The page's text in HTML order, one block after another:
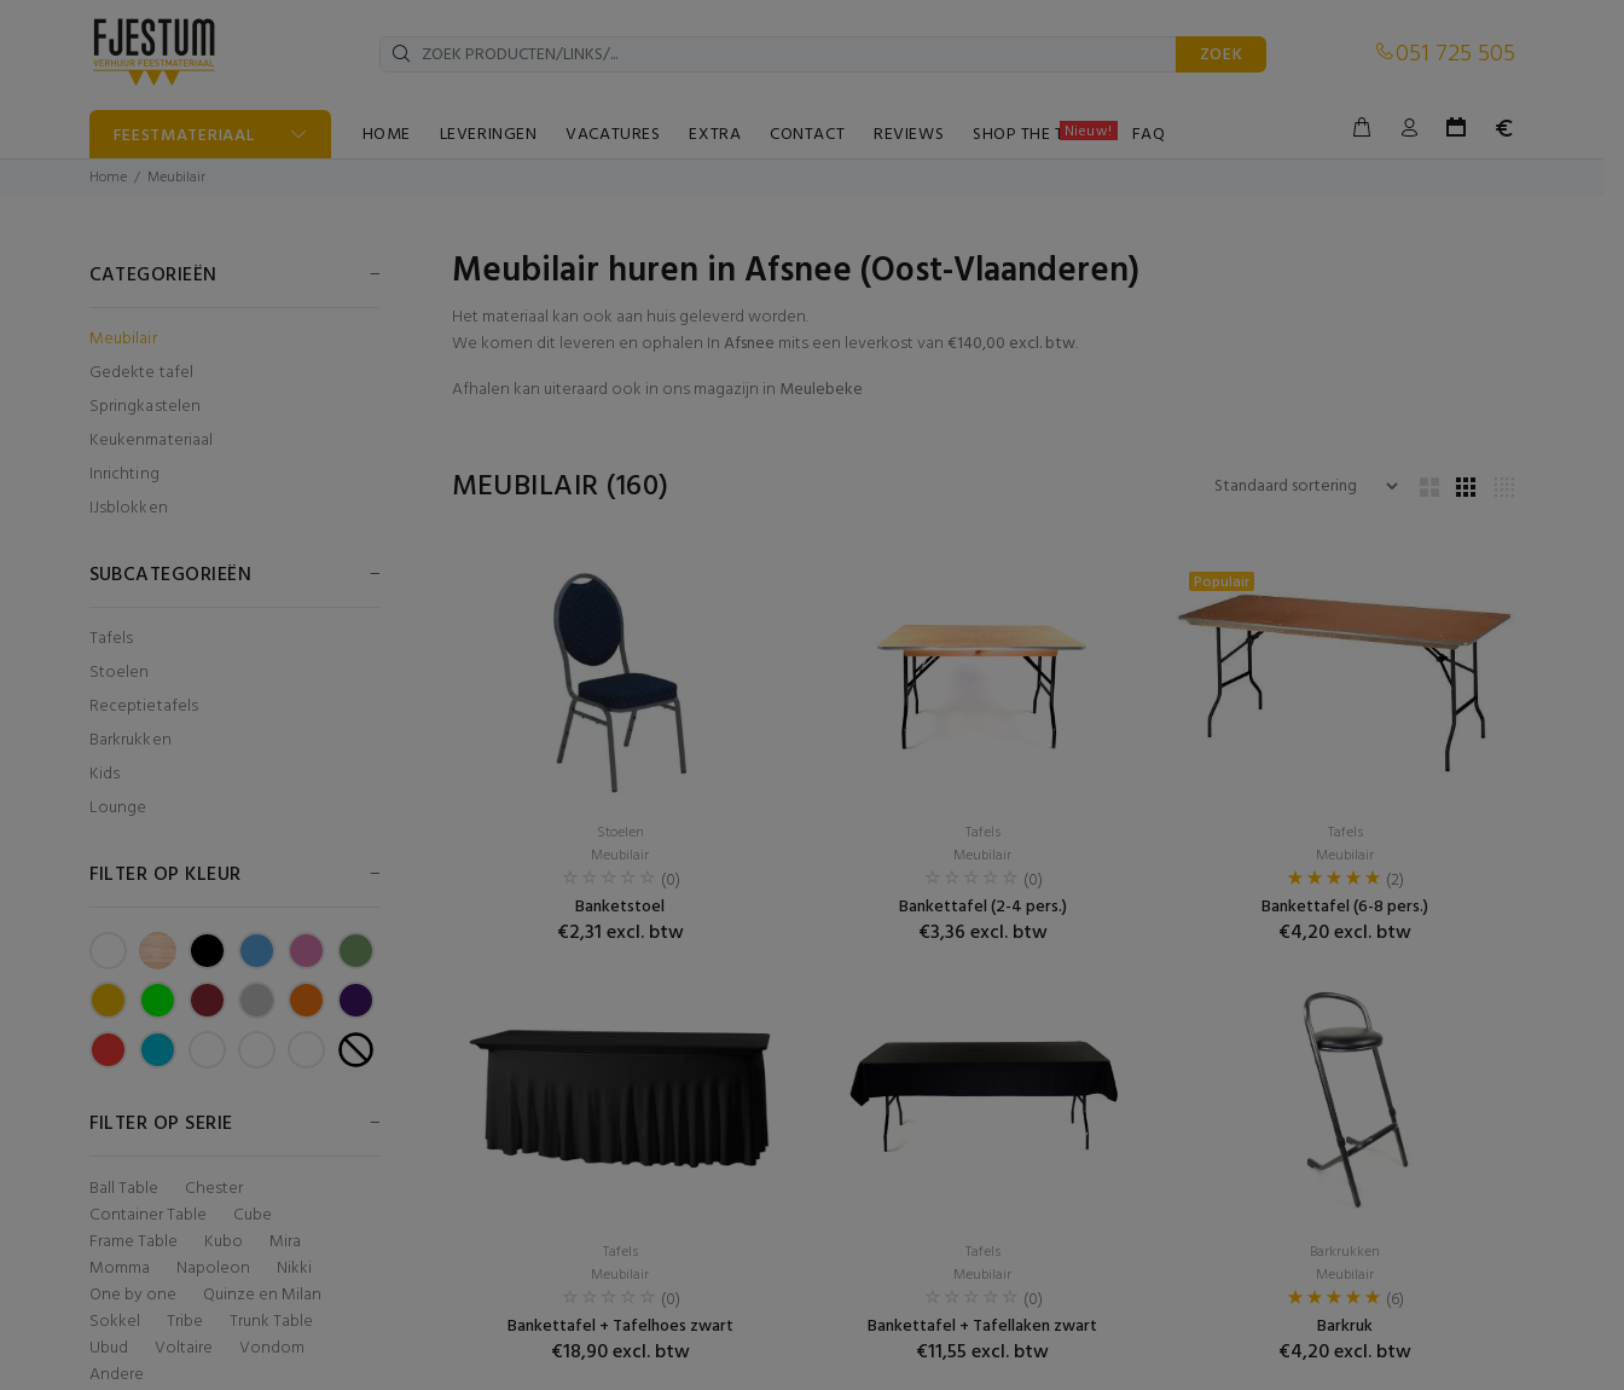
ZOEK 051 725 505
FEESTMATERIAAL HOME LEVERINGEN VACATURES EXTRA CONTACT REVIEWS SHOP THE TABLE
Nieuw! FAQ
Home Meubilair
CATEGORIEËN
Meubilair
Gedekte tafel
Springkastelen
Keukenmateriaal
Inrichting
IJsblokken
SUBCATEGORIEËN
Tafels
Stoelen
Receptietafels
Barkrukken
Kids
Lounge
FILTER OP KLEUR
FILTER OP SERIE
Ball Table
Chester
Container Table
Cube
Frame Table
Kubo
Mira
Momma
Napoleon
Nikki
One by one
Quinze en Milan
Sokkel
Tribe
Trunk Table
Ubud
Voltaire
Vondom
Andere
Meubilair huren in Afsnee (Oost-Vlaanderen)
Het materiaal kan ook aan huis geleverd worden.
We komen dit leveren en ophalen In Afsnee mits een leverkost van€140,00 excl. btw.
Afhalen kan uiteraard ook in ons magazijn in Meulebeke
MEUBILAIR (160)
Stoelen
Meubilair
(0)
Banketstoel
€2,31 excl. btw
Tafels
Meubilair
(0)
Bankettafel (2-4 pers.)
€3,36 excl. btw
Populair
Tafels
Meubilair
(2)
Bankettafel (6-8 pers.)
€4,20 excl. btw
Tafels
Meubilair
(0)
Bankettafel + Tafelhoes zwart
€18,90 excl. btw
Tafels
Meubilair
(0)
Bankettafel + Tafellaken zwart
€11,55 excl. btw
Barkrukken
Meubilair
(6)
Barkruk
€4,20 excl. btw